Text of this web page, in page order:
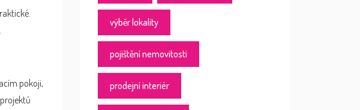
pokoji,
výběr lokality
pojištění nemovitosti
prodejní interiér